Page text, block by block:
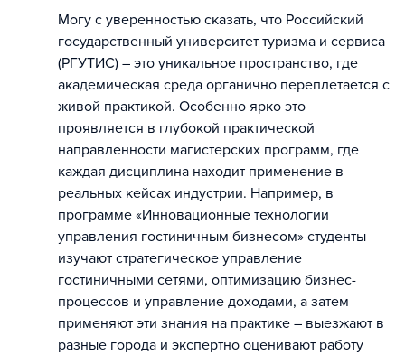
Могу с уверенностью сказать, что Российский
государственный университет туризма и сервиса
(РГУТИС) – это уникальное пространство, где
академическая среда органично переплетается с
живой практикой. Особенно ярко это
проявляется в глубокой практической
направленности магистерских программ, где
каждая дисциплина находит применение в
реальных кейсах индустрии. Например, в
программе «Инновационные технологии
управления гостиничным бизнесом» студенты
изучают стратегическое управление
гостиничными сетями, оптимизацию бизнес-
процессов и управление доходами, а затем
применяют эти знания на практике – выезжают в
разные города и экспертно оценивают работу